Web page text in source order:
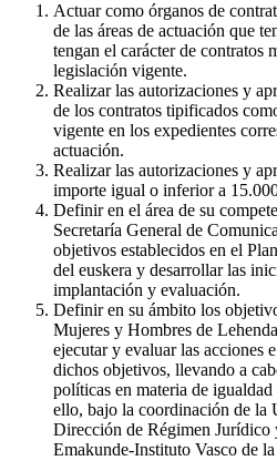
Actuar como órganos de
de las áreas de actuación que
tengan el carácter de contratos
legislación vigente.
Realizar las autorizaciones y
de los contratos tipificados
vigente en los expedientes
actuación.
Realizar las autorizaciones y
importe igual o inferior a
Definir en el área de su
Secretaría General de
objetivos establecidos en el
del euskera y desarrollar las
implantación y evaluación.
Definir en su ámbito los
Mujeres y Hombres de
ejecutar y evaluar las acciones
dichos objetivos, llevando a
políticas en materia de
ello, bajo la coordinación de la
Dirección de Régimen Jurídico
Emakunde-Instituto Vasco de